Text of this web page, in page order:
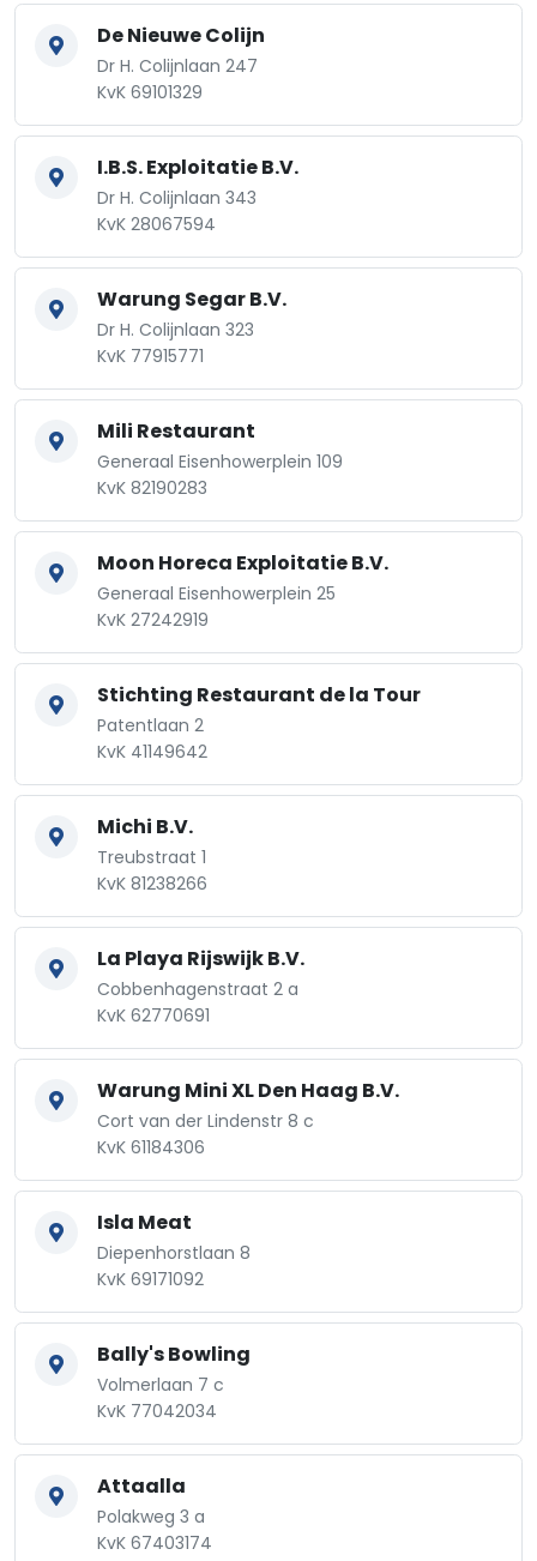
De Nieuwe Colijn
Dr H. Colijnlaan 247
KvK 69101329
I.B.S. Exploitatie B.V.
Dr H. Colijnlaan 343
KvK 28067594
Warung Segar B.V.
Dr H. Colijnlaan 323
KvK 77915771
Mili Restaurant
Generaal Eisenhowerplein 109
KvK 82190283
Moon Horeca Exploitatie B.V.
Generaal Eisenhowerplein 25
KvK 27242919
Stichting Restaurant de la Tour
Patentlaan 2
KvK 41149642
Michi B.V.
Treubstraat 1
KvK 81238266
La Playa Rijswijk B.V.
Cobbenhagenstraat 2 a
KvK 62770691
Warung Mini XL Den Haag B.V.
Cort van der Lindenstr 8 c
KvK 61184306
Isla Meat
Diepenhorstlaan 8
KvK 69171092
Bally's Bowling
Volmerlaan 7 c
KvK 77042034
Attaalla
Polakweg 3 a
KvK 67403174